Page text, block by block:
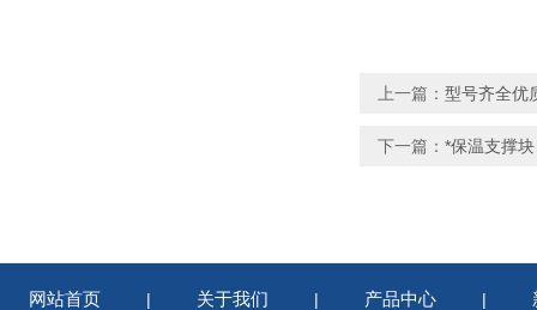
上一篇： 型号齐全优
下一篇： *保温支撑
网站首页 | 关于我们 | 产品中心 |